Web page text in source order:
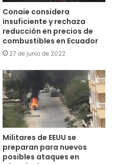
Conaie considera
insuficiente y rechaza
reducción en precios de
combustibles en Ecuador
27 de junio de 2022
Militares de EEUU se
preparan para nuevos
posibles ataques en